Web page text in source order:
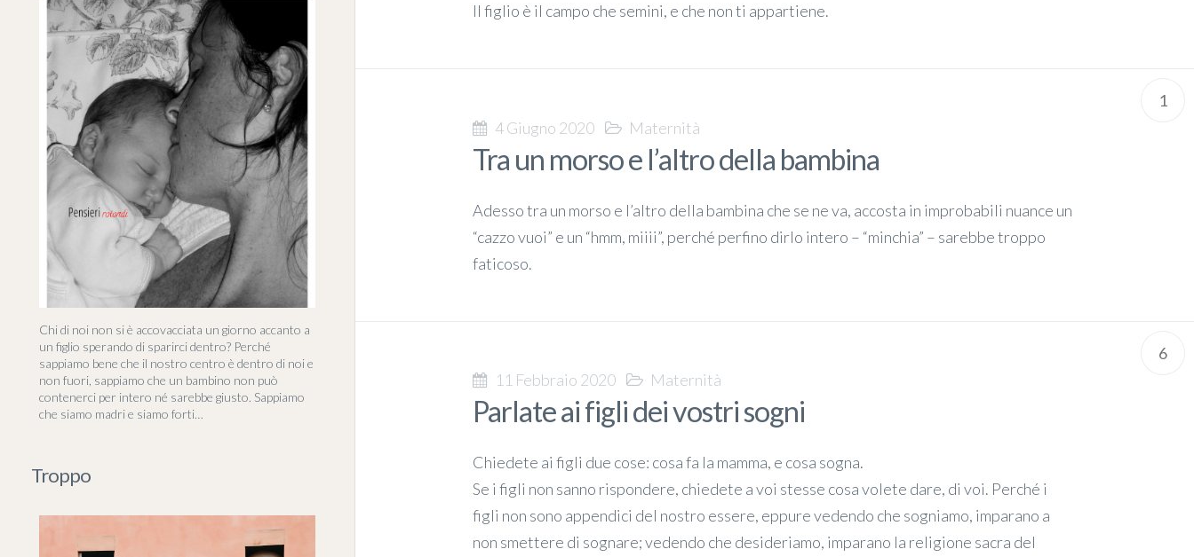
Il figlio è il campo che semini, e che non ti appartiene.
1
4 Giugno 2020
Maternità
Tra un morso e l’altro della bambina
Adesso tra un morso e l’altro della bambina che se ne va, accosta in improbabili nuance un
“cazzo vuoi” e un “hmm, miiii”, perché perfino dirlo intero – “minchia” – sarebbe troppo
faticoso.
6
11 Febbraio 2020
Maternità
Parlate ai figli dei vostri sogni
Chiedete ai figli due cose: cosa fa la mamma, e cosa sogna.
Se i figli non sanno rispondere, chiedete a voi stesse cosa volete dare, di voi. Perché i
figli non sono appendici del nostro essere, eppure vedendo che sogniamo, imparano a
non smettere di sognare; vedendo che desideriamo, imparano la religione sacra del
Chi di noi non si è accovacciata un giorno accanto a
un figlio sperando di sparirci dentro? Perché
sappiamo bene che il nostro centro è dentro di noi e
non fuori, sappiamo che un bambino non può
contenerci per intero né sarebbe giusto. Sappiamo
che siamo madri e siamo forti…
Troppo